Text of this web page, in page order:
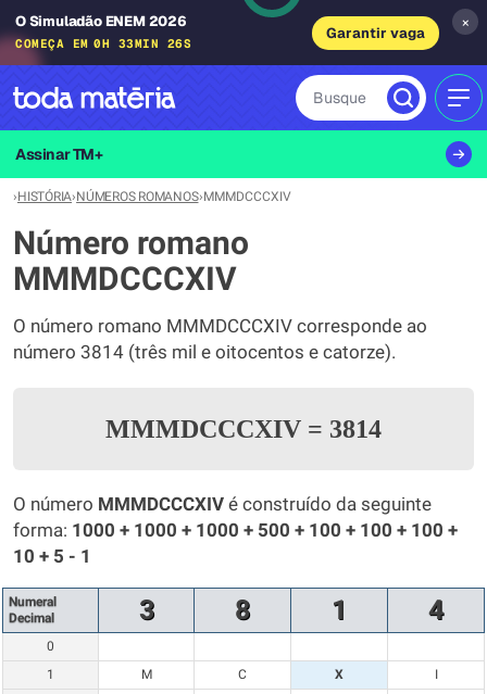
O Simuladão ENEM 2026
COMEÇA EM 0H 33MIN 25S
Garantir vaga
×
Busque
Assinar TM+
›HISTÓRIA›NÚMEROS ROMANOS›MMMDCCCXIV
Número romano
MMMDCCCXIV
O número romano MMMDCCCXIV corresponde ao
número 3814 (três mil e oitocentos e catorze).
MMMDCCCXIV = 3814
O número MMMDCCCXIV é construído da seguinte
forma: 1000 + 1000 + 1000 + 500 + 100 + 100 + 100 +
10 + 5 - 1
Numeral
Decimal
3 8 1 4
0
1
M C X
I